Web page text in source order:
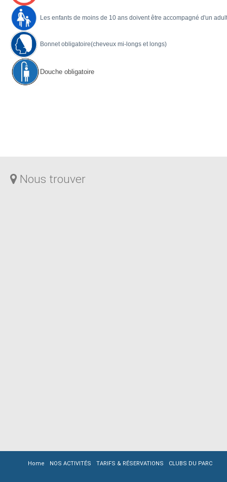
Les enfants de moins de 10 ans doivent être accompagné d'un
Bonnet obligatoire(cheveux mi-longs et longs)
Douche obligatoire
Nous trouver
Home NOS ACTIVITÉS TARIFS & RÉSERVATIONS CLUBS DU PARC